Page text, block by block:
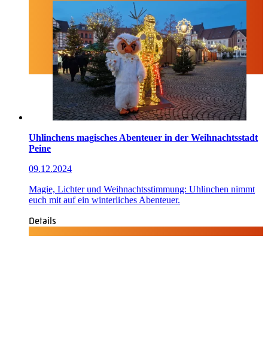
Uhlinchens magisches Abenteuer in der Weihnachtsstadt
Peine
09.12.2024
Magie, Lichter und Weihnachtsstimmung: Uhlinchen nimmt
euch mit auf ein winterliches Abenteuer.
Details